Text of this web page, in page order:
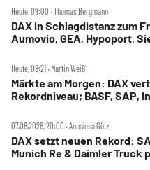
Heute, 09:00 ‧ Thomas Bergmann
DAX in Schlagdistanz zum
Aumovio, GEA, Hypoport,
Heute, 08:21 ‧ Martin Weiß
Märkte am Morgen: DAX
Rekordniveau; BASF, SAP,
07.08.2026, 20:00 ‧ Annalena Götz
DAX setzt neuen Rekord:
Munich Re & Daimler Truck